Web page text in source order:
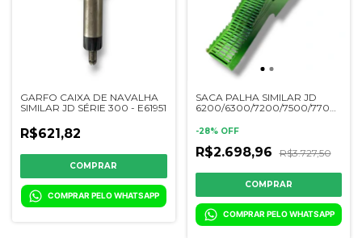
GARFO CAIXA DE NAVALHA
SIMILAR JD SÉRIE 300 - E61951
R$621,82
COMPRAR PELO WHATSAPP
SACA PALHA SIMILAR JD
6200/6300/7200/7500/7700/1175/
DQ39830 / DQ49283
-28% OFF
R$2.698,96 R$3.727,50
COMPRAR PELO WHATSAPP